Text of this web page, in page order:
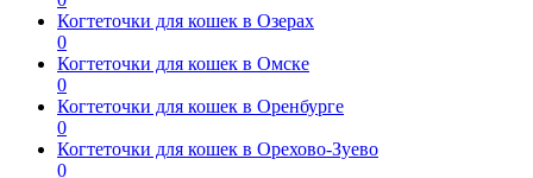
Когтеточки для кошек в Озерах
0
Когтеточки для кошек в Омске
0
Когтеточки для кошек в Оренбурге
0
Когтеточки для кошек в Орехово-Зуево
0